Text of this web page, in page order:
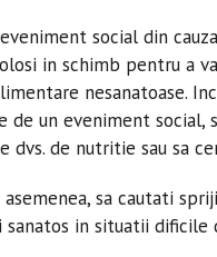
social din
in schimb pentru a
nesanatoase.
de un eveniment social,
dvs. de nutritie sau sa
sa cautati
sanatos in situatii